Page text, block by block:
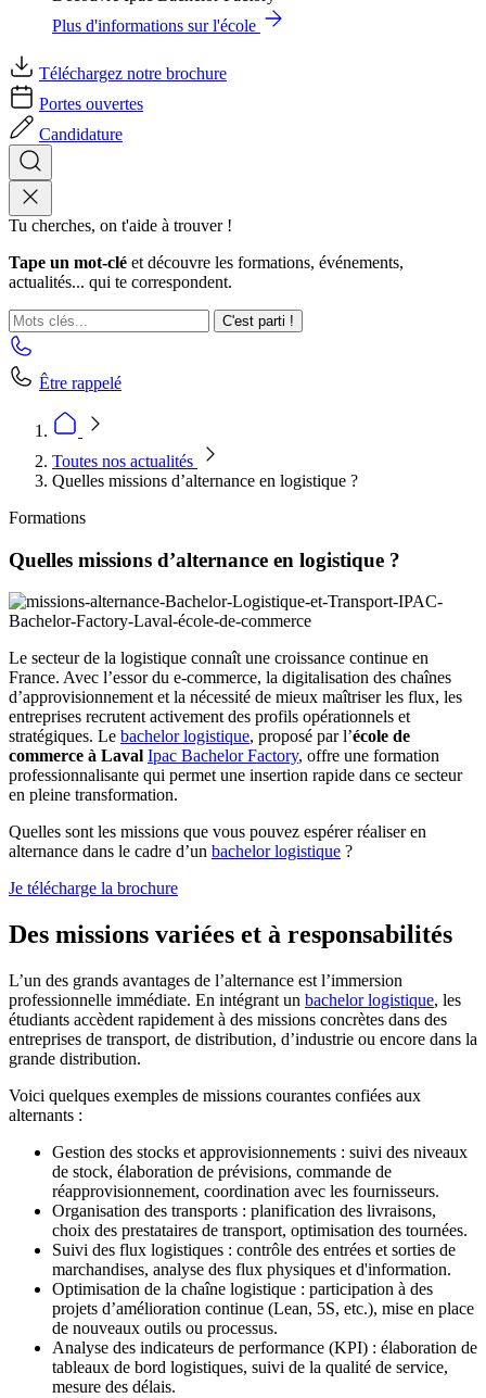
Plus d'informations sur l'école
Téléchargez notre brochure
Portes ouvertes
Candidature
Tu cherches, on t'aide à trouver !
Tape un mot-clé et découvre les formations, événements,
actualités... qui te correspondent.
C'est parti !
Être rappelé
Toutes nos actualités
Quelles missions d’alternance en logistique ?
Formations
Quelles missions d’alternance en logistique ?
Le secteur de la logistique connaît une croissance continue en
France. Avec l’essor du e-commerce, la digitalisation des chaînes
d’approvisionnement et la nécessité de mieux maîtriser les flux, les
entreprises recrutent activement des profils opérationnels et
stratégiques. Le bachelor logistique, proposé par l’école de
commerce à Laval Ipac Bachelor Factory, offre une formation
professionnalisante qui permet une insertion rapide dans ce secteur
en pleine transformation.
Quelles sont les missions que vous pouvez espérer réaliser en
alternance dans le cadre d’un bachelor logistique ?
Je télécharge la brochure
Des missions variées et à responsabilités
L’un des grands avantages de l’alternance est l’immersion
professionnelle immédiate. En intégrant un bachelor logistique, les
étudiants accèdent rapidement à des missions concrètes dans des
entreprises de transport, de distribution, d’industrie ou encore dans la
grande distribution.
Voici quelques exemples de missions courantes confiées aux
alternants :
Gestion des stocks et approvisionnements : suivi des niveaux
de stock, élaboration de prévisions, commande de
réapprovisionnement, coordination avec les fournisseurs.
Organisation des transports : planification des livraisons,
choix des prestataires de transport, optimisation des tournées.
Suivi des flux logistiques : contrôle des entrées et sorties de
marchandises, analyse des flux physiques et d'information.
Optimisation de la chaîne logistique : participation à des
projets d’amélioration continue (Lean, 5S, etc.), mise en place
de nouveaux outils ou processus.
Analyse des indicateurs de performance (KPI) : élaboration de
tableaux de bord logistiques, suivi de la qualité de service,
mesure des délais.